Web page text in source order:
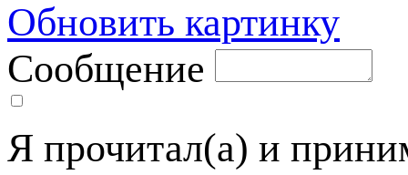
Обновить картинку
Сообщение
Я прочитал(а) и